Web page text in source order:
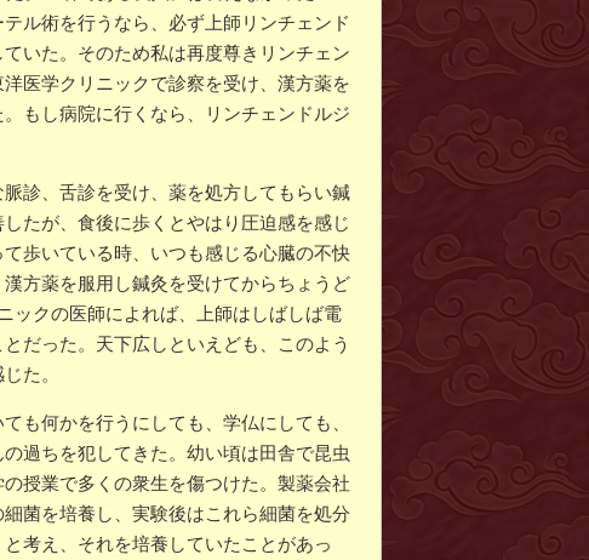
ル術を行うなら、必ず上師リンチェンド
いた。そのため私は再度尊きリンチェン
医学クリニックで診察を受け、漢方薬を
もし病院に行くなら、リンチェンドルジ
診、舌診を受け、薬を処方してもらい鍼
たが、食後に歩くとやはり圧迫感を感じ
歩いている時、いつも感じる心臓の不快
方薬を服用し鍼灸を受けてからちょうど
ックの医師によれば、上師はしばしば電
だった。天下広しといえども、このよう
た。
も何かを行うにしても、学仏にしても、
過ちを犯してきた。幼い頃は田舎で昆虫
授業で多くの衆生を傷つけた。製薬会社
菌を培養し、実験後はこれら細菌を処分
考え、それを培養していたことがあっ